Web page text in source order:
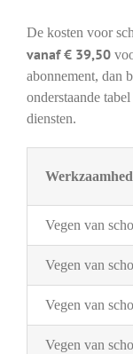
De kosten voor
vanaf € 39,50
abonnement, dan
onderstaande
diensten.
Vegen van
Vegen van
Vegen van
Vegen van